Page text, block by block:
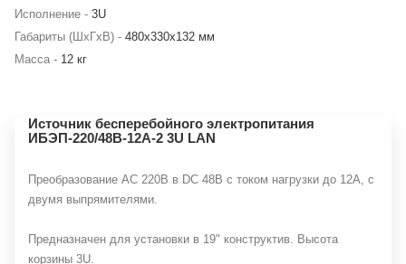
Исполнение - 3U
Габариты (ШхГхВ) - 480х330х132 мм
Масса - 12 кг
Источник бесперебойного электропитания
ИБЭП-220/48B-12A-2 3U LAN
Преобразование АС 220В в DC 48В с током нагрузки до 12А, с
двумя выпрямителями.
Предназначен для установки в 19" конструктив. Высота
корзины 3U.